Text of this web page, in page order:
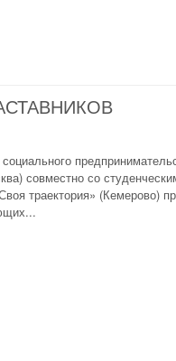
совместно со
траектория» (Кемерово)